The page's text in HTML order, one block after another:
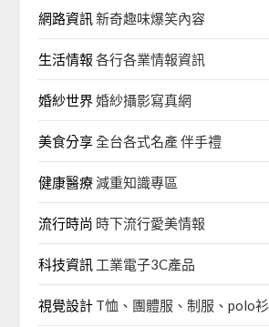
網路資訊 新奇趣味爆笑內容
生活情報 各行各業情報資訊
婚紗世界婚紗攝影寫真網
美食分享全台各式名產 伴手禮
健康醫療減重知識專區
流行時尚 時下流行愛美情報
科技資訊 工業電子3C產品
視覺設計 T恤、團體服、制服、polo衫